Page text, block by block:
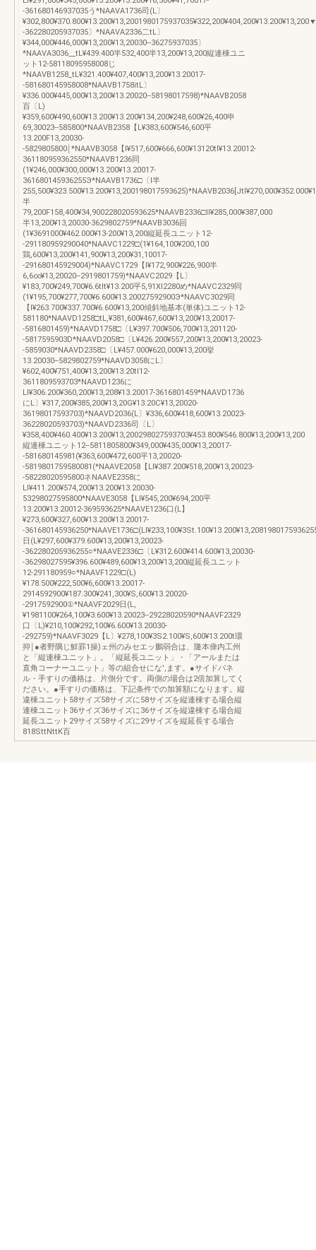
-361680146937035う*NAAVA1736司(L〕
-362280205937035〕*NAAVA2336二tL〕
¥344,000¥446,000¥13,200¥13,20030--36275937035〕
*NAAVA3036__tL¥439.400半532,400半13,200¥13,200縦連棟ユニ
ット12-58118095958008じ
*NAAVB1258_tL¥321.400¥407,400¥13,200¥13.20017-
-581680145958008*NAAVB1758itL〕
¥336.000¥445,000¥13,200¥13.20020--58198017598)*NAAVB2058
百〔L)
¥359,600¥490,600¥13.200¥13.200¥134,200¥248,600¥26,400申
69,30023--585800*NAAVB2358【L¥383,600¥546,600平
13.200F13,20030-
-5829805800￨*NAAVB3058【l¥517,600¥666,600¥13120tl¥13.20012-
361180959362550*NAAVB1236同
(1¥246,000¥300,000¥13.200¥13.20017-
361680145936255Э*NAAVB1736□〔l半
半
79,200F158,400¥34,900228020593625*NAAVB2336□ll¥285,000¥387,000
半13,200¥13,20030-3629802759*NAAVB3036回
(1¥3691000¥462.000¥13‐200¥13,200縦延長ユニット12-
-291180959290040*NAAVC1229□(1¥164,100¥200,100
鶏,600¥13,200¥141,900¥13,200¥31,10017-
-291680145929004)*NAAVC1729【l¥172,900¥226,900半
6,6∞¥13,20020--2919801759)*NAAVC2029【L〕
¥183,700¥249,700¥6.6tlt¥13.200平5,91Xl2280め*NAAVC2329同
(1¥195,700¥277,700¥6.600¥13.20027592900Э*NAAVC3029同
【l¥263.700¥337.700¥6.600¥13,200傾斜地基本(単体)ユニット12-
581180*NAAVD1258□tL,¥381,600¥467,600¥13,200¥13,20017-
-5816801459)*NAAVD1758□〔L¥397.700¥506,700¥13,201120-
-5817595903D*NAAVD2058□〔L¥426.200¥557,200¥13,200¥13,20023-
-5859030*NAAVD2358□〔L¥457.000¥620,000¥13,200挙
13.20030--5829802759*NAAVD3058にL〕
¥602,400¥751,400¥13,200¥13.20tl12-
3611809593703*NAAVD1236に
Ll¥306.200¥360,200¥13,208¥13.20017-3616801459*NAAVD1736
にL〕¥317,200¥385,200¥13,20G¥13.20C¥13,20020-
36198017593703)*NAAVD2036(L〕¥336,600¥418,600¥13.20023-
36228020593703)*NAAVD2336司〔L〕
¥358,400¥460.400¥13.200¥13,200298027593703¥453.800¥546.800¥13,200¥13,200
縦連棟ユニット12--5811805800¥349,000¥435,000¥13,20017-
-581680145981(¥363,600¥472,600平13,20020-
-5819801759580081(*NAAVE2058【Ll¥387.200¥518,200¥13,20023-
-58228020595800ネNAAVE2358に
Ll¥411.200¥574,200¥13.200¥13.20030-
53298027595800*NAAVE3058【Ll¥545,200¥694,200平
13.200¥13.20012-369593625*NAAVE1236口(L】
¥273,600¥327,600¥13.200¥13.20017-
-
日(L¥297,600¥379.600¥13,200¥13,20023-
-362280205936255○*NAAVE2336□〔L¥312.600¥414.600¥13,20030-
-36298027595¥396.600¥489,600¥13,200¥13,200縦延長ユニット
12-291180959○*NAAVF1229□(L)
¥178.500¥222,500¥6,600¥13.20017-
2914592900¥187.300¥241,300¥S,600¥13.20020-
-2917592900①*NAAVF2029日(L,
¥1981100¥264,100¥3.600¥13.20023--29228020590*NAAVF2329
口〔L)¥210,100¥292,100¥6.600¥13.20030-
-292759)*NAAVF3029【L〕¥278,100¥3S2.100¥S,600¥13.200t環
抑￨●者野隅じ鮮罫1操)ェ州のみセエッ鵬弱合は、隆本偉内工州
と「縦連棟ユニット」。「縦延長ユニット」・「アールまたは
直角コーナーユニット」等の組合せにな',ます。●サイドパネ
ル・手すりの価格は、片側分です。両側の場合は2倍加算してく
ださい。●手すりの価格は、下記条件での加算額になります。縦
違棟ユニット58サイズ58サイズに58サイズを縦連棟する場合縦
連棟ユニット36サイズ36サイズに36サイズを縦違棟する場合縦
延長ユニット29サイズ58サイズに29サイズを縦延長する場合
818SttNttK百